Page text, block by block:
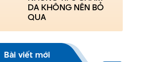
DA KHÔNG NÊN BỎ
QUA
Bài viết mới